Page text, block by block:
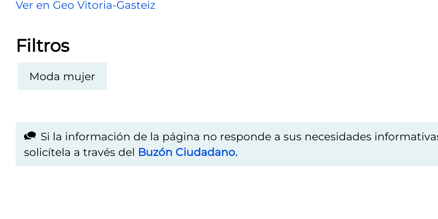
Ver en Geo Vitoria-Gasteiz
Filtros
Moda mujer
Si la información de la página no responde a sus necesidades
solicítela a través del Buzón Ciudadano.